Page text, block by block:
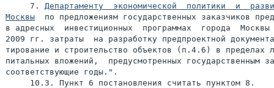
     7.
Департаменту  экономической  политики  и
Москвы
по предложениям государственных заказчиков
в адресных  инвестиционных  программах  города
2009 гг. затраты  на разработку предпроектной
тирование и строительство объектов (п.4.6) в пределах
питальных вложений,  предусмотренных государственным
соответствующие годы.".
     10.3. Пункт 6 постановления считать пунктом 8.